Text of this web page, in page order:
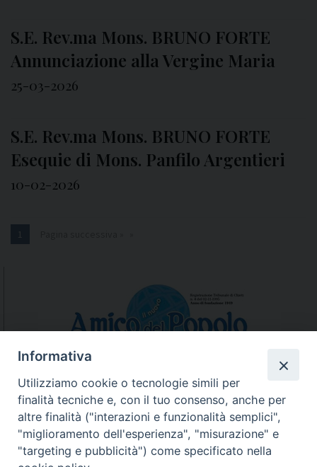
S.E. Rev.ma Mons. BRUNO FORTE
Annunciazione alla Vergine Maria
25-03-2026
S.E. Rev.ma Mons. BRUNO FORTE
Esequie di Mons. Panfilo Argentieri
10-02-2026
1
N.7/8 LUGLIO AGOSTO
N. 6 GIUGNO 2026
N°5 MAGGIO 2026
N° 4 APRILE 2026
Informativa
Utilizziamo cookie o tecnologie simili per
finalità tecniche e, con il tuo consenso, anche per
altre finalità ("interazioni e funzionalità semplici",
"miglioramento dell'esperienza", "misurazione" e
"targeting e pubblicità") come specificato nella